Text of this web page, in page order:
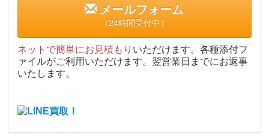
メールフォーム
（24時間受付中）
ネットで簡単にお見積もり いただけます。各種添付フ
ァイルがご利用いただけます。翌営業日までにお返事
いたします。